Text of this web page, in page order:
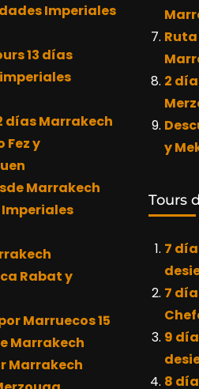
Imperiales
13 días
días Marrakech
Fez y
Marrakech
Rabat y
Marruecos 15
Marrakech
Marrakech
2
y
Tours
7
7
9
8